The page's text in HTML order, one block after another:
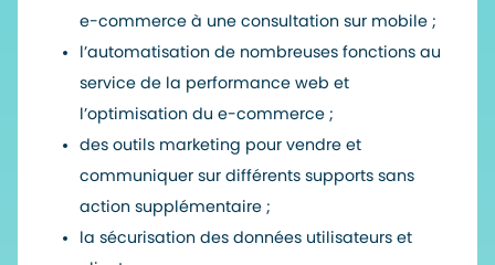
e-commerce à une consultation sur mobile ;
l’automatisation de nombreuses fonctions au
service de la performance web et
l’optimisation du e-commerce ;
des outils marketing pour vendre et
communiquer sur différents supports sans
action supplémentaire ;
la sécurisation des données utilisateurs et